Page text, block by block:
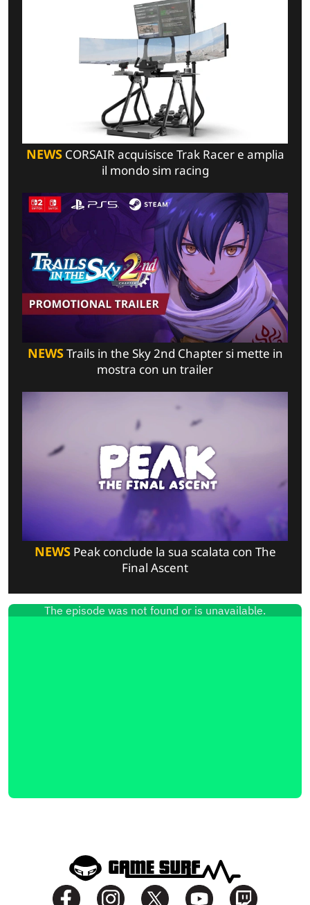
NEWSCORSAIR acquisisce Trak Racer e amplia
il mondo sim racing
NEWSTrails in the Sky 2nd Chapter si mette in
mostra con un trailer
NEWSPeak conclude la sua scalata con The
Final Ascent